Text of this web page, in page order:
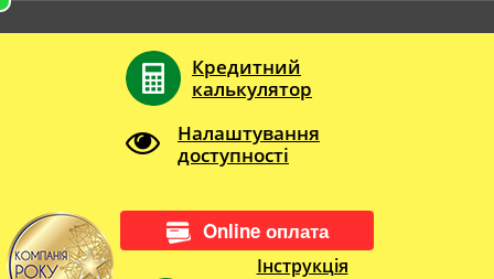
Кредитний
калькулятор
Налаштування
доступності
Online оплата
Інструкція